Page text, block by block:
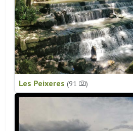
Les Peixeres (91 )